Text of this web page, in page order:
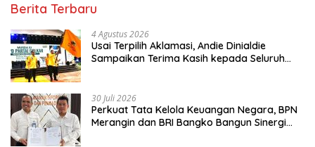
Berita Terbaru
4 Agustus 2026
Usai Terpilih Aklamasi, Andie Dinialdie
Sampaikan Terima Kasih kepada Seluruh
30 Juli 2026
Perkuat Tata Kelola Keuangan Negara, BPN
Merangin dan BRI Bangko Bangun Sinergi